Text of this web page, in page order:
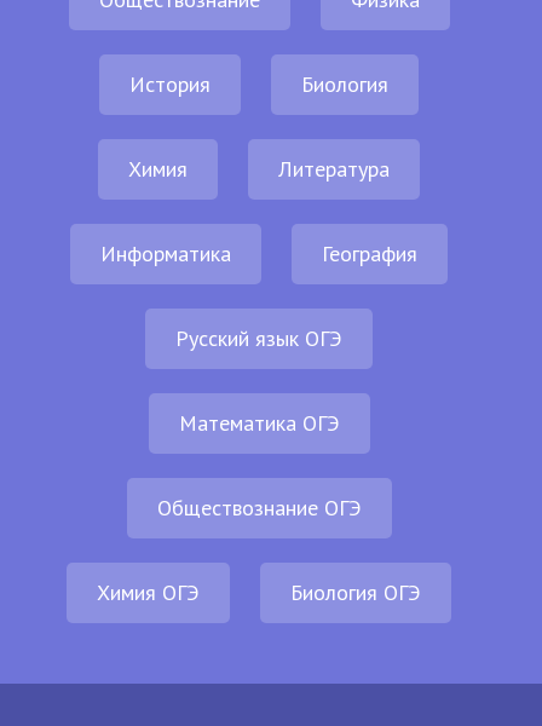
История Биология
Химия Литература
Информатика География
Русский язык ОГЭ
Математика ОГЭ
Обществознание ОГЭ
Химия ОГЭ Биология ОГЭ